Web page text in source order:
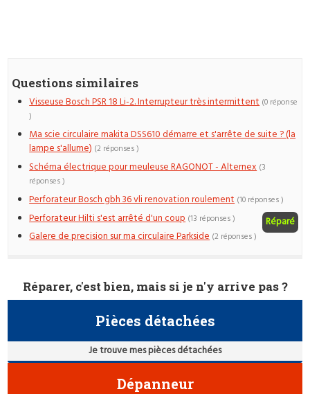
Questions similaires
Visseuse Bosch PSR 18 Li-2. Interrupteur très intermittent (0 réponse
)
Ma scie circulaire makita DSS610 démarre et s'arrête de suite ? (la
lampe s'allume) (2 réponses )
Schéma électrique pour meuleuse RAGONOT - Alternex (3
réponses )
Perforateur Bosch gbh 36 vli renovation roulement (10 réponses )
Perforateur Hilti s'est arrêté d'un coup Réparé
(13 réponses )
Galere de precision sur ma circulaire Parkside (2 réponses )
Réparer, c'est bien, mais si je n'y arrive pas ?
Pièces détachées
Je trouve mes pièces détachées
Dépanneur